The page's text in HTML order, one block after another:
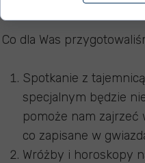
Co dla Was
Spotkanie z
specjalnym będzie
pomoże nam zajrzeć
co zapisane w
Wróżby i horoskopy